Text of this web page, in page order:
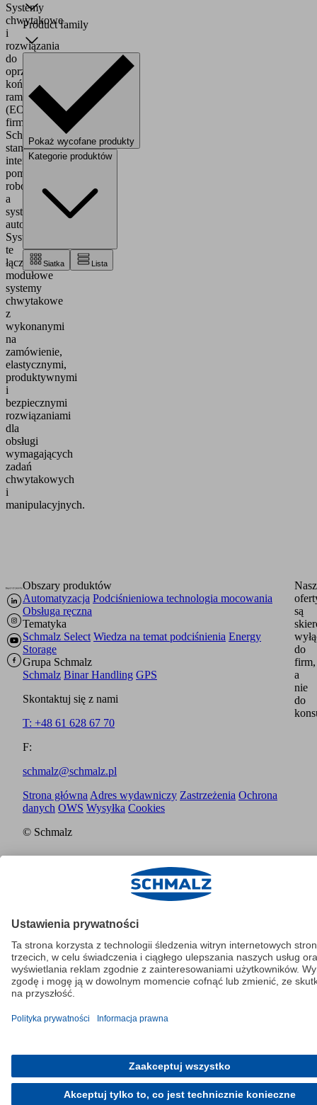
Systemy
chwytakowe
i
rozwiązania
do
oprzyrządowania
końca
ramienia
(EOAT)
firmy
Schmalz
stanowią
interfejs
pomiędzy
robotami
a
systemami
automatyzacji.
Systemy
te
łączą
modułowe
systemy
chwytakowe
z
wykonanymi
na
zamówienie,
elastycznymi,
produktywnymi
i
bezpiecznymi
rozwiązaniami
dla
obsługi
wymagających
zadań
chwytakowych
i
manipulacyjnych.
Product family
Pokaż wycofane produkty
Kategorie produktów
Siatka Lista
Obszary produktów
Automatyzacja Podciśnieniowa technologia mocowania
Obsługa ręczna
Tematyka
Schmalz Select Wiedza na temat podciśnienia Energy
Storage
Grupa Schmalz
Schmalz Binar Handling GPS
Skontaktuj się z nami
T: +48 61 628 67 70
F:
schmalz@schmalz.pl
są
do
firm,
a
nie
do
Strona główna Adres wydawniczy Zastrzeżenia Ochrona
danych OWS Wysyłka Cookies
© Schmalz